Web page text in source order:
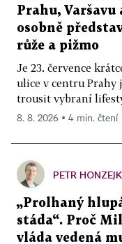
Prahu, Varšavu
osobně
růže a pižmo
Je 23. července
ulice v centru Prahy
trousit vybraní
8. 8. 2026 ▪ 4 min. čtení
PETR HONZEJK
„Prolhaný
stáda“. Proč
vláda vedená